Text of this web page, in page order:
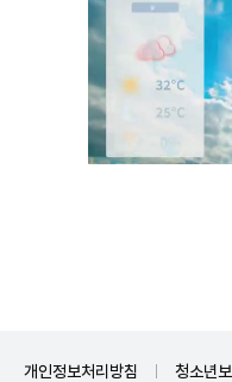
개인정보처리방침 청소년